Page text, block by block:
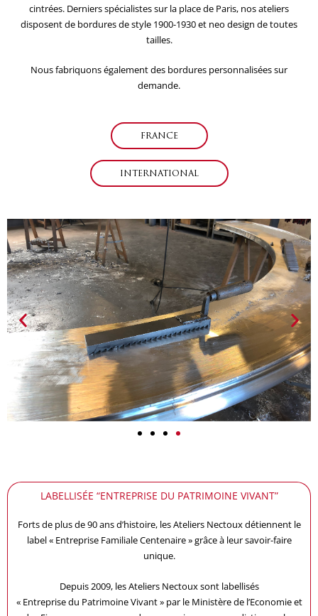
cintrées. Derniers spécialistes sur la place de Paris, nos ateliers
disposent de bordures de style 1900-1930 et neo design de toutes
tailles.
Nous fabriquons également des bordures personnalisées sur
demande.
FRANCE
INTERNATIONAL
LABELLISÉE “ENTREPRISE DU PATRIMOINE VIVANT”
Forts de plus de 90 ans d’histoire, les Ateliers Nectoux détiennent le
label « Entreprise Familiale Centenaire » grâce à leur savoir-faire
unique.
Depuis 2009, les Ateliers Nectoux sont labellisés
« Entreprise du Patrimoine Vivant » par le Ministère de l’Economie et